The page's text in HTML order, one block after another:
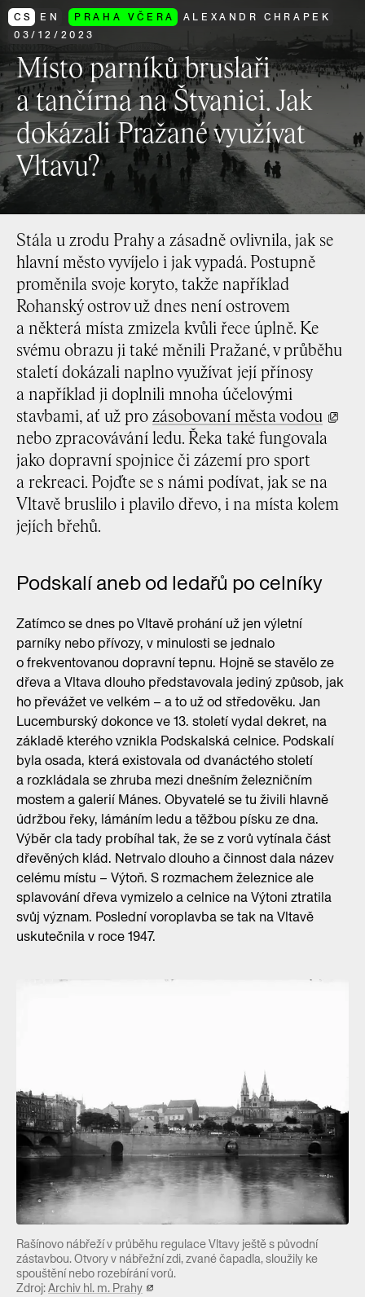
CS EN PRAHA VČERA
ALEXANDR CHRAPEK
03/ 12/ 2023
Místo parníků bruslaři
a tančírna na Štvanici. Jak
dokázali Pražané využívat
Vltavu?
Stála u zrodu Prahy a zásadně ovlivnila, jak se
hlavní město vyvíjelo i jak vypadá. Postupně
proměnila svoje koryto, takže například
Rohanský ostrov už dnes není ostrovem
a některá místa zmizela kvůli řece úplně. Ke
svému obrazu ji také měnili Pražané, v průběhu
staletí dokázali naplno využívat její přínosy
a například ji doplnili mnoha účelovými
stavbami, ať už pro zásobovaní města vodou
nebo zpracovávání ledu. Řeka také fungovala
jako dopravní spojnice či zázemí pro sport
a rekreaci. Pojďte se s námi podívat, jak se na
Vltavě bruslilo i plavilo dřevo, i na místa kolem
jejích břehů.
Podskalí aneb od ledařů po celníky
Zatímco se dnes po Vltavě prohání už jen výletní
parníky nebo přívozy, v minulosti se jednalo
o frekventovanou dopravní tepnu. Hojně se stavělo ze
dřeva a Vltava dlouho představovala jediný způsob, jak
ho převážet ve velkém – a to už od středověku. Jan
Lucemburský dokonce ve 13. století vydal dekret, na
základě kterého vznikla Podskalská celnice. Podskalí
byla osada, která existovala od dvanáctého století
a rozkládala se zhruba mezi dnešním železničním
mostem a galerií Mánes. Obyvatelé se tu živili hlavně
údržbou řeky, lámáním ledu a těžbou písku ze dna.
Výběr cla tady probíhal tak, že se z vorů vytínala část
dřevěných klád. Netrvalo dlouho a činnost dala název
celému místu – Výtoň. S rozmachem železnice ale
splavování dřeva vymizelo a celnice na Výtoni ztratila
svůj význam. Poslední voroplavba se tak na Vltavě
uskutečnila v roce 1947.
Rašínovo nábřeží v průběhu regulace Vltavy ještě s původní
zástavbou. Otvory v nábřežní zdi, zvané čapadla, sloužily ke
spouštění nebo rozebírání vorů.
Zdroj:Archiv hl. m. Prahy